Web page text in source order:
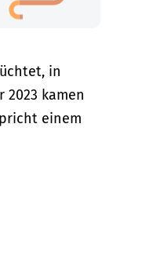
in
kamen
einem